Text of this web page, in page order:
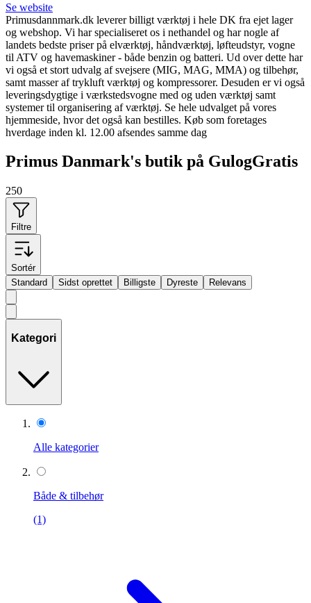
Se website
Primusdannmark.dk leverer billigt værktøj i hele DK fra ejet lager
og webshop. Vi har specialiseret os i nethandel og har nogle af
landets bedste priser på elværktøj, håndværktøj, løfteudstyr, vogne
til ATV og havemaskiner - både benzin og batteri. Ud over dette har
vi også et stort udvalg af svejsere (MIG, MAG, MMA) og tilbehør,
samt masser af trykluft værktøj og kompressorer. Desuden er vi også
leveringsdygtige i værkstedsvogne med og uden værktøj samt
systemer til organisering af værktøj. Se hele udvalget på vores
hjemmeside, hvor det også kan bestilles. Køb som foretages
hverdage inden kl. 12.00 afsendes samme dag
Primus Danmark's butik på GulogGratis
250
Filtre
Sortér
Standard
Sidst oprettet Billigste Dyreste Relevans
Kategori
Alle kategorier
Både & tilbehør
(1)